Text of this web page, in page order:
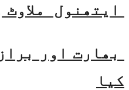
ایتھنول
بھارت اور
کیا